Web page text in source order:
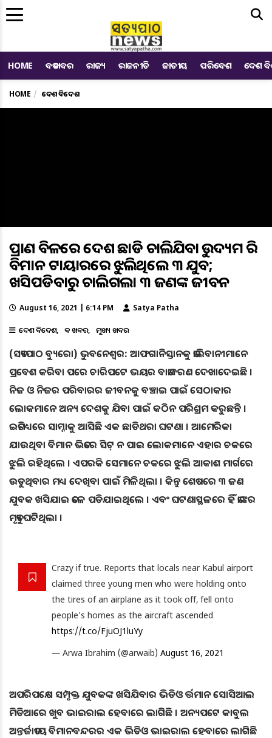
HOME ବଡ ଖବର ରାଜ୍ୟ ରାଜନୀତି ଜାତୀୟ ପରିବେଶ ଦେଶ
HOME ଦେଶ ବିଦେଶ
ପ୍ରାଣ ବିକଳରେ ଦେଶ ଛାଡି ଚାଲିଯିବାକୁ ଉଦ୍ୟମ କରି
ବିମାନ ଟାୟାରରେ ଝୁଲିଥିଲେ ୩ ଯୁବକ;
ଖସିପଡିବାରୁ ଚାଲିଗଲା ୩ ଜଣଙ୍କ ଜୀବନ
August 16, 2021 | 6:14 PM Satya Patha
ଦେଶ ବିଦେଶ ବଡ ଖବର ମୁଖ୍ୟ ଖବର
(ସତ୍ୟପାଠ ବ୍ୟୁରୋ) ଭୁବନେଶ୍ୱର: ଆଫଗାନିସ୍ତାନକୁ ତାଲିବାନୀମାନେ
ପ୍ରବେଶ କରିବା ପରେ ଚାରିପଟେ ଭୟର ବାତାବରଣ ଦେଖାଦେଇଛି ।
ନିଜ ଓ ନିଜର ପରିବାରର ଜୀବନକୁ ବଞ୍ଚାଇ ପାଇଁ ସେଠାକାର
ଲୋକମାନେ ଅନ୍ୟ ଦେଶକୁ ଯିବା ପାଇଁ କଠିନ ପରିଶ୍ରମ କରୁଛନ୍ତି ।
ଇତିମଧ୍ୟରେ ସାମ୍ନାକୁ ଆସିଛି ଏକ ଛାଡିଥରା ଘଟଣା । ଆମେରିକା
ଯାଉଥିବା ବିମାନ ଭିତରେ ସିଟ୍ ନ ପାଇ ଲୋକମାନେ ଏହାର ଚକରେ
ଝୁଲି ରହିଥିଲେ । ଏପରକି ସେମାନେ ଚକରେ ଝୁଲି ଆକାଶ ମାର୍ଗରେ
ଉଡୁଥିବାର ମଧ୍ୟ ଦେଖିବା ପାଇଁ ମିଳିଥିଲା । କିନ୍ତୁ ଶେଷରେ ୩ ଜଣ
ଯୁବକ ଖସିଯାଇ ତଳେ ପଡିଯାଇଥିଲେ । ଏବଂ ଘଟଣାସ୍ଥଳରେ ହିଁ ତାଙ୍କର
ମୃତ୍ୟୁ ଘଟିଥିଲା ।
Crazy if true. Reports that locals near Kabul airport
claimed three young men who were holding onto
the tires of an airplane as it took off, fell onto
people’s homes as the aircraft ascended.
https://t.co/FjuOJ1luYy
— Arwa Ibrahim (@arwaib) August 16, 2021
ଅପରିପକ୍ଷେ ସମ୍ପୃକ୍ତ ଯୁବକଙ୍କ ଖସିଯିବାର ଭିଡିଓ ର୍ତ୍ତମାନ ସୋସିଆଲ
ମିଡିଆରେ ଖୁବ ଭାଇରାଲ ହେବାରେ ଲାଗିଛି । ଅନ୍ୟପଟେ କାବୁଲ
ଅନ୍ତର୍ଜାତୀୟ ବିମାନବନ୍ଦରର ଏକ ଭିଡିଓ ଭାଇରାଲ ହେବାରେ ଲାଗିଛି